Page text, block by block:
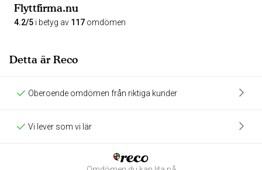
Flyttfirma.nu
4.2/5 i betyg av 117 omdömen
Detta är Reco
Oberoende omdömen från riktiga kunder
Vi lever som vi lär